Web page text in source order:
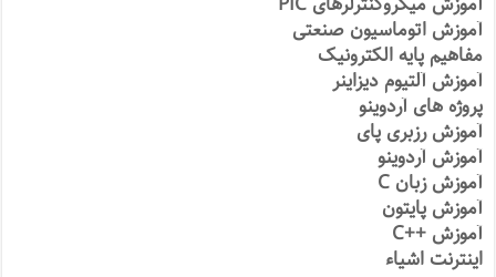
آموزش اتوماسیون صنعتی
مفاهیم پایه الکترونیک
آموزش آلتیوم دیزاینر
پروژه های آردوینو
آموزش رزبری پای
آموزش آردوینو
آموزش زبان C
آموزش پایتون
آموزش ++C
اینترنت اشیاء